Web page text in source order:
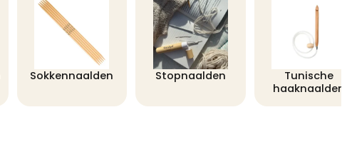
Sokkennaalden Stopnaalden
Tunische
haaknaalden